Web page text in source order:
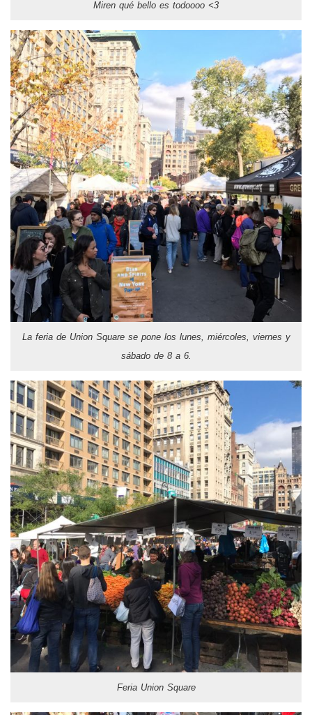
Miren qué bello es todoooo <3
La feria de Union Square se pone los lunes, miércoles, viernes y
sábado de 8 a 6.
Feria Union Square